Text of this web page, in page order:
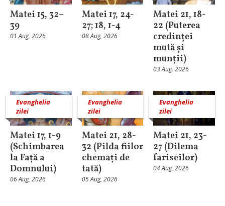
Matei 15, 32–
39
01 Aug, 2026
Matei 17, 24-
27; 18, 1-4
08 Aug, 2026
Matei 21, 18-
22 (Puterea
credinței
mută și
munții)
03 Aug, 2026
Evanghelia
zilei
Matei 17, 1-9
(Schimbarea
la Față a
Domnului)
06 Aug, 2026
Evanghelia
zilei
Matei 21, 28-
32 (Pilda fiilor
chemați de
tată)
05 Aug, 2026
Evanghelia
zilei
Matei 21, 23-
27 (Dilema
fariseilor)
04 Aug, 2026